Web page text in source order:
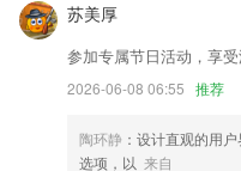
2,【兼职外快把钱赚】
3,日常教务管理
4,中继、相机、飞控云台设置
6,全新题库：恪守2022年新版
苏美厚
参加专属节日活动，享
2026-06-08 06:55 推荐
陶环静 ：设计直观的用
选项，以 来自